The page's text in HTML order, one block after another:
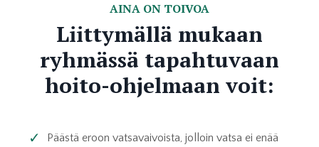
AINA ON TOIVOA
Liittymällä mukaan
ryhmässä tapahtuvaan
hoito-ohjelmaan voit:
Päästä eroon vatsavaivoista, jolloin vatsa ei enää